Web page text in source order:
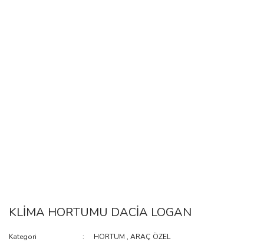
KLİMA HORTUMU DACİA LOGAN
Kategori HORTUM ,ARAÇ ÖZEL